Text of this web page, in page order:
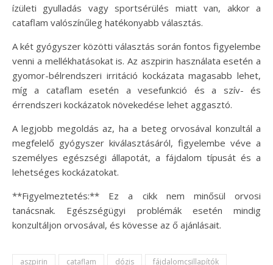
ízületi gyulladás vagy sportsérülés miatt van, akkor a
cataflam valószínűleg hatékonyabb választás.
A két gyógyszer közötti választás során fontos figyelembe
venni a mellékhatásokat is. Az aszpirin használata esetén a
gyomor-bélrendszeri irritáció kockázata magasabb lehet,
míg a cataflam esetén a vesefunkció és a szív- és
érrendszeri kockázatok növekedése lehet aggasztó.
A legjobb megoldás az, ha a beteg orvosával konzultál a
megfelelő gyógyszer kiválasztásáról, figyelembe véve a
személyes egészségi állapotát, a fájdalom típusát és a
lehetséges kockázatokat.
**Figyelmeztetés:** Ez a cikk nem minősül orvosi
tanácsnak. Egészségügyi problémák esetén mindig
konzultáljon orvosával, és kövesse az ő ajánlásait.
aszpirin cataflam dózis fájdalomcsillapítók